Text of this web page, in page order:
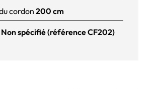
cordon 200 cm
Non spécifié (référence CF202)